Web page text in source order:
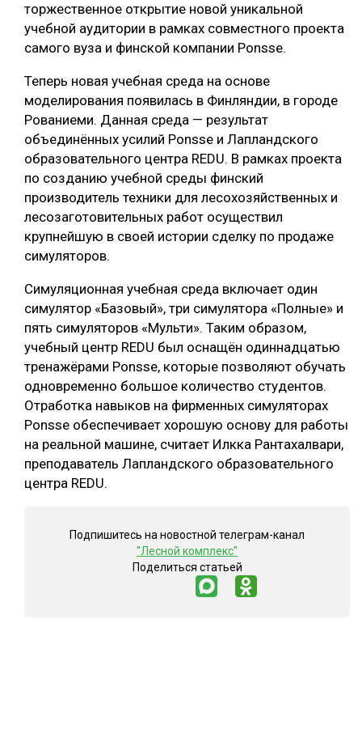
КОМПЛЕКСНАЯ ПЕРЕРАБОТКА
ЛЕСОПИЛЕНИЕ
ДЕРЕВЯННОЕ ДОМОСТРОЕНИЕ
БЕЗОПАСНОЕ ПРОИЗВОДСТВО
СОРТИРОВКА ДРЕВЕСИНЫ
СУШКА ДРЕВЕСИНЫ
МЕБЕЛЬНОЕ ПРОИЗВОДСТВО
торжественное открытие новой уникальной
учебной аудитории в рамках совместного проекта
самого вуза и финской компании Ponsse.
Теперь новая учебная среда на основе
моделирования появилась в Финляндии, в городе
Рованиеми. Данная среда — результат
объединённых усилий Ponsse и Лапландского
образовательного центра REDU. В рамках проекта
по созданию учебной среды финский
производитель техники для лесохозяйственных и
лесозаготовительных работ осуществил
крупнейшую в своей истории сделку по продаже
симуляторов.
Симуляционная учебная среда включает один
симулятор «Базовый», три симулятора «Полные» и
пять симуляторов «Мульти». Таким образом,
учебный центр REDU был оснащён одиннадцатью
тренажёрами Ponsse, которые позволяют обучать
одновременно большое количество студентов.
Отработка навыков на фирменных симуляторах
Ponsse обеспечивает хорошую основу для работы
на реальной машине, считает Илкка Рантахалвари,
преподаватель Лапландского образовательного
центра REDU.
Подпишитесь на новостной телеграм-канал
"Лесной комплекс"
Поделиться статьей